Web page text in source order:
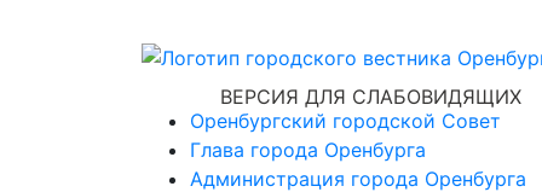
ВЕРСИЯ ДЛЯ СЛАБОВИДЯЩИХ
Оренбургский городской Совет
Глава города Оренбурга
Администрация города Оренбурга